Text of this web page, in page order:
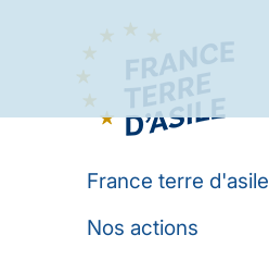
France terre d'asile
Nos actions